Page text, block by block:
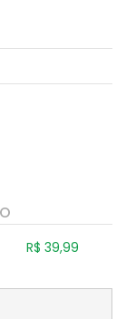
R$ 39,99
....